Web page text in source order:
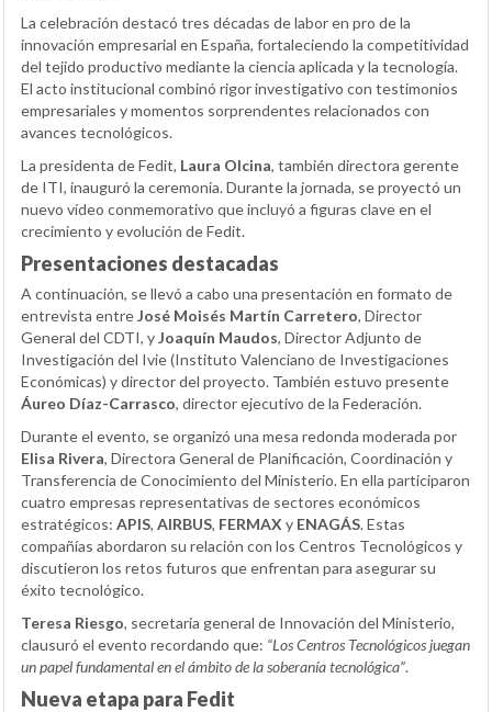
La celebración destacó tres décadas de labor en pro de la
innovación empresarial en España, fortaleciendo la competitividad
del tejido productivo mediante la ciencia aplicada y la tecnología.
El acto institucional combinó rigor investigativo con testimonios
empresariales y momentos sorprendentes relacionados con
avances tecnológicos.
La presidenta de Fedit, Laura Olcina, también directora gerente
de ITI, inauguró la ceremonia. Durante la jornada, se proyectó un
nuevo vídeo conmemorativo que incluyó a figuras clave en el
crecimiento y evolución de Fedit.
Presentaciones destacadas
A continuación, se llevó a cabo una presentación en formato de
entrevista entreJosé Moisés Martín Carretero, Director
General del CDTI, yJoaquín Maudos, Director Adjunto de
Investigación del Ivie (Instituto Valenciano de Investigaciones
Económicas) y director del proyecto. También estuvo presente
Áureo Díaz-Carrasco, director ejecutivo de la Federación.
Durante el evento, se organizó una mesa redonda moderada por
Elisa Rivera, Directora General de Planificación, Coordinación y
Transferencia de Conocimiento del Ministerio. En ella participaron
cuatro empresas representativas de sectores económicos
estratégicos: APIS, AIRBUS, FERMAX y ENAGÁS. Estas
compañías abordaron su relación con los Centros Tecnológicos y
discutieron los retos futuros que enfrentan para asegurar su
éxito tecnológico.
Teresa Riesgo, secretaria general de Innovación del Ministerio,
clausuró el evento recordando que: “Los Centros Tecnológicos juegan
un papel fundamental en el ámbito de la soberanía tecnológica”.
Nueva etapa para Fedit